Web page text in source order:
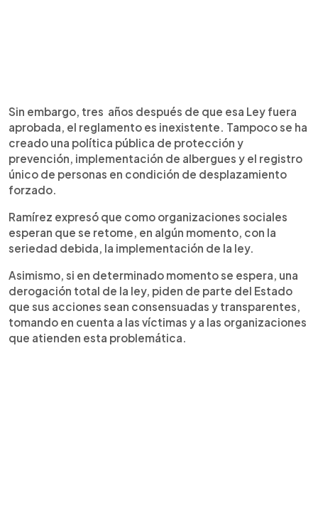
Sin embargo, tres años después de que esa Ley fuera
aprobada, el reglamento es inexistente. Tampoco se ha
creado una política pública de protección y
prevención, implementación de albergues y el registro
único de personas en condición de desplazamiento
forzado.
Ramírez expresó que como organizaciones sociales
esperan que se retome, en algún momento, con la
seriedad debida, la implementación de la ley.
Asimismo, si en determinado momento se espera, una
derogación total de la ley, piden de parte del Estado
que sus acciones sean consensuadas y transparentes,
tomando en cuenta a las víctimas y a las organizaciones
que atienden esta problemática.